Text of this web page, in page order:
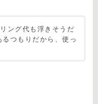
ング代も浮きそうだ
つもりだから、使っ